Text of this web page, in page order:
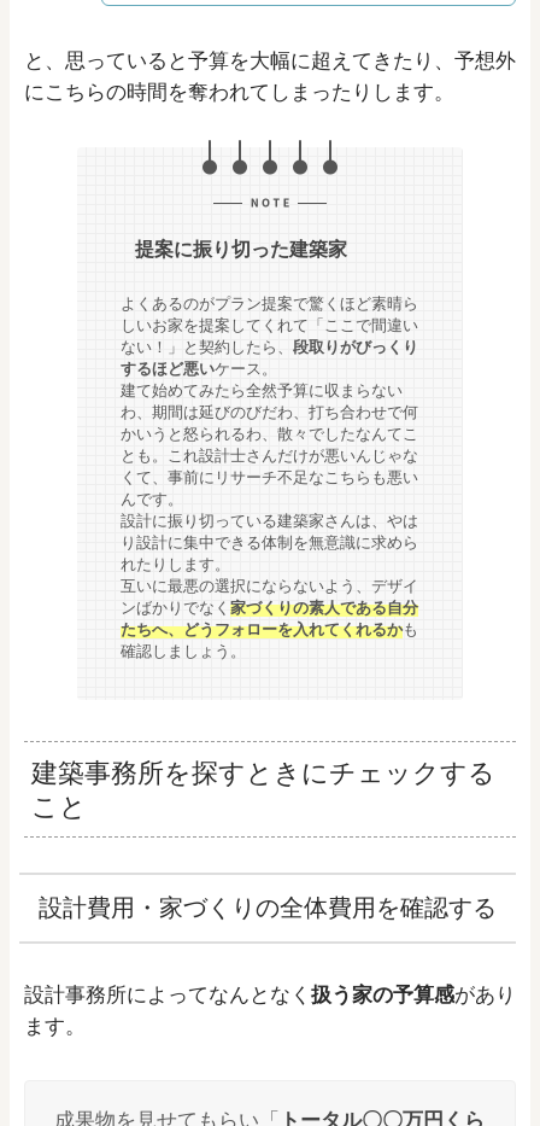
と、思っていると予算を大幅に超えてきたり、予想外
にこちらの時間を奪われてしまったりします。
提案に振り切った建築家
よくあるのがプラン提案で驚くほど素晴ら
しいお家を提案してくれて「ここで間違い
ない！」と契約したら、 段取りがびっくり
するほど悪いケース。
建て始めてみたら全然予算に収まらない
わ、期間は延びのびだわ、打ち合わせで何
かいうと怒られるわ、散々でしたなんてこ
とも。これ設計士さんだけが悪いんじゃな
くて、事前にリサーチ不足なこちらも悪い
んです。
設計に振り切っている建築家さんは、やは
り設計に集中できる体制を無意識に求めら
れたりします。
互いに最悪の選択にならないよう、デザイ
ンばかりでなく 家づくりの素人である自分
たちへ、どうフォローを入れてくれるかも
確認しましょう。
建築事務所を探すときにチェックする
こと
設計費用・家づくりの全体費用を確認する
設計事務所によってなんとなく 扱う家の予算感があり
ます。
成果物を見せてもらい「 トータル〇〇万円くら